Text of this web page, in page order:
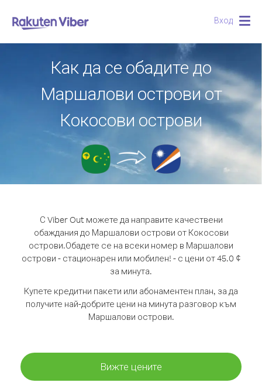
Вход
Как да се обадите до
Маршалови острови от
Кокосови острови
С Viber Out можете да направите качествени
обаждания до Маршалови острови от Кокосови
острови.Обадете се на всеки номер в Маршалови
острови - стационарен или мобилен! - с цени от 45.0 ¢
за минута.
Купете кредитни пакети или абонаментен план, за да
получите най-добрите цени на минута разговор към
Маршалови острови.
Вижте цените